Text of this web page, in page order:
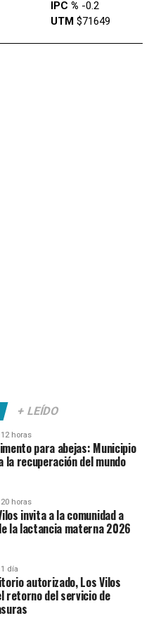
IPC % -0.2
UTM$71649
+ LEÍDO
horas
para abejas: Municipio
la recuperación del mundo
horas
invita a la comunidad a
la lactancia materna 2026
día
autorizado, Los Vilos
retorno del servicio de